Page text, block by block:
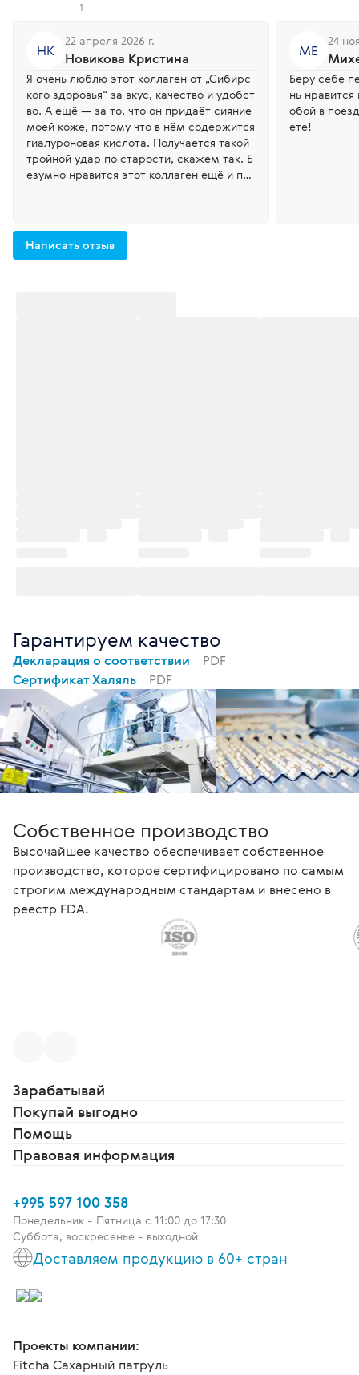
1
НК
22 апреля 2026 г.
Новикова Кристина
Я очень люблю этот коллаген от „Сибирс
кого здоровья“ за вкус, качество и удобст
во. А ещё — за то, что он придаёт сияние
моей коже, потому что в нём содержится
гиалуроновая кислота. Получается такой
тройной удар по старости, скажем так. Б
езумно нравится этот коллаген ещё и пот
МЕ
24
Беру себе
нь нравится вкус, удобно
обой в
ете!
Написать отзыв
Гарантируем качество
Декларация о соответствии
PDF
Сертификат Халяль
PDF
Собственное производство
Высочайшее качество обеспечивает собственное
производство, которое сертифицировано по самым
строгим международным стандартам и внесено в
реестр FDA.
Зарабатывай
Покупай выгодно
Помощь
Правовая информация
+995 597 100 358
Понедельник - Пятница c 11:00 до 17:30
Суббота, воскресенье - выходной
Доставляем продукцию в 60+ стран
Проекты компании:
Fitcha Сахарный патруль